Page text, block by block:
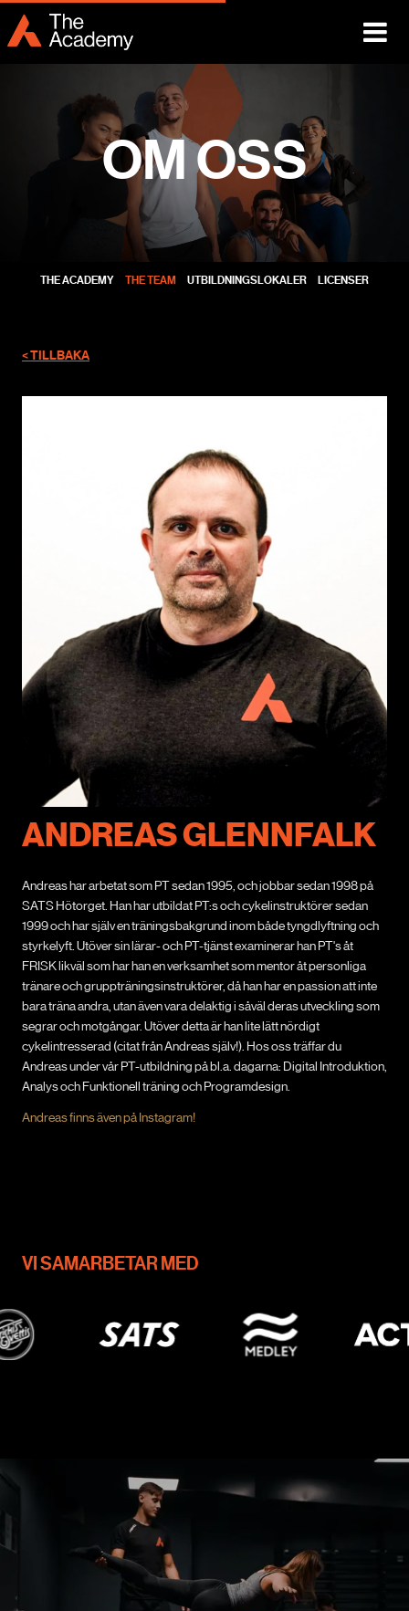
OM OSS
THE ACADEMY THE TEAM UTBILDNINGSLOKALER LICENSER
< TILLBAKA
ANDREAS GLENNFALK
Andreas har arbetat som PT sedan 1995, och jobbar sedan 1998 på
SATS Hötorget. Han har utbildat PT:s och cykelinstruktörer sedan
1999 och har själv en träningsbakgrund inom både tyngdlyftning och
styrkelyft. Utöver sin lärar- och PT-tjänst examinerar han PT's åt
FRISK likväl som har han en verksamhet som mentor åt personliga
tränare och gruppträningsinstruktörer, då han har en passion att inte
bara träna andra, utan även vara delaktig i såväl deras utveckling som
segrar och motgångar. Utöver detta är han lite lätt nördigt
cykelintresserad (citat från Andreas själv!). Hos oss träffar du
Andreas under vår PT-utbildning på bl.a. dagarna: Digital Introduktion,
Analys och Funktionell träning och Programdesign.
Andreas finns även på Instagram!
VI SAMARBETAR MED